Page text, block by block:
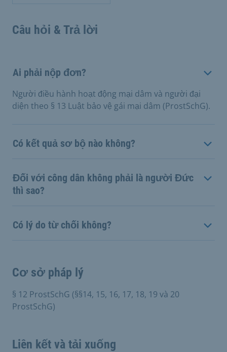
Câu hỏi & Trả lời
Ai phải nộp đơn?
Người điều hành hoạt động mại dâm và người đại
diện theo § 13 Luật bảo vệ gái mại dâm (ProstSchG).
Có kết quả sơ bộ nào không?
Đối với công dân không phải là người Đức
thì sao?
Có lý do từ chối không?
Cơ sở pháp lý
§ 12 ProstSchG (§§14, 15, 16, 17, 18, 19 và 20
ProstSchG)
Liên kết và tải xuống